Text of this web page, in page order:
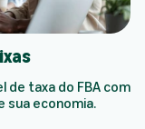
de taxa do FBA com
sua economia.